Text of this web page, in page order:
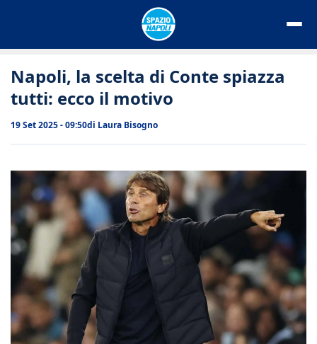
Napoli, la scelta di Conte spiazza
tutti: ecco il motivo
19 Set 2025 - 09:50di Laura Bisogno